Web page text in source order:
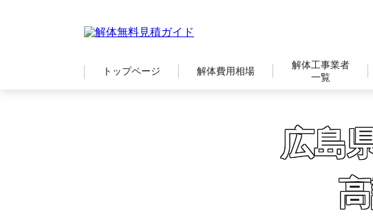
トップページ 解体費用相場
解体工事業者
一覧
広島